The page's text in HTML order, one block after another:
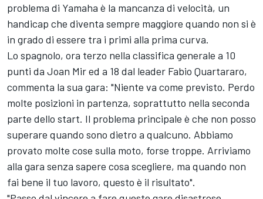
problema di Yamaha è la mancanza di velocità, un
handicap che diventa sempre maggiore quando non si è
in grado di essere tra i primi alla prima curva.
Lo spagnolo, ora terzo nella classifica generale a 10
punti da Joan Mir ed a 18 dal leader Fabio Quartararo,
commenta la sua gara: "Niente va come previsto. Perdo
molte posizioni in partenza, soprattutto nella seconda
parte dello start. Il problema principale è che non posso
superare quando sono dietro a qualcuno. Abbiamo
provato molte cose sulla moto, forse troppe. Arriviamo
alla gara senza sapere cosa scegliere, ma quando non
fai bene il tuo lavoro, questo è il risultato".